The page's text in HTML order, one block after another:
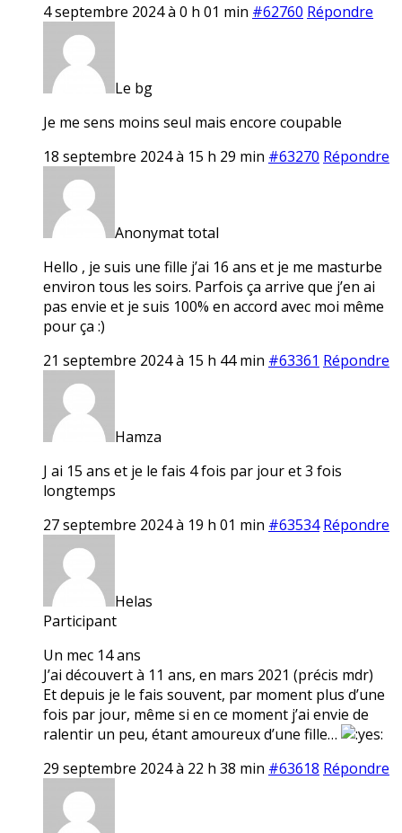
4 septembre 2024 à 0 h 01 min #62760 Répondre
Le bg
Je me sens moins seul mais encore coupable
18 septembre 2024 à 15 h 29 min #63270 Répondre
Anonymat total
Hello , je suis une fille j’ai 16 ans et je me masturbe
environ tous les soirs. Parfois ça arrive que j’en ai
pas envie et je suis 100% en accord avec moi même
pour ça :)
21 septembre 2024 à 15 h 44 min #63361 Répondre
Hamza
J ai 15 ans et je le fais 4 fois par jour et 3 fois
longtemps
27 septembre 2024 à 19 h 01 min #63534 Répondre
Helas
Participant
Un mec 14 ans
J’ai découvert à 11 ans, en mars 2021 (précis mdr)
Et depuis je le fais souvent, par moment plus d’une
fois par jour, même si en ce moment j’ai envie de
ralentir un peu, étant amoureux d’une fille…
29 septembre 2024 à 22 h 38 min #63618 Répondre